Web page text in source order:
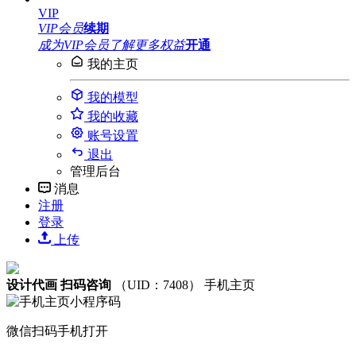
VIP
VIP会员续期
成为VIP会员 了解更多权益开通
我的主页
我的模型
我的收藏
账号设置
退出
管理后台
消息
注册
登录
上传
设计代画 扫码咨询 （UID：7408） 手机主页
微信扫码手机打开